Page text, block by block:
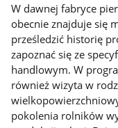
W dawnej fabryce
obecnie znajduje się
prześledzić historię
zapoznać się ze
handlowym. W
również wizyta w
pokolenia rolników